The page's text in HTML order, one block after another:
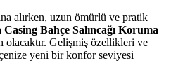
alırken, uzun ömürlü ve pratik
Bahçe Salıncağı Koruma
olacaktır. Gelişmiş özellikleri ve
yeni bir konfor seviyesi